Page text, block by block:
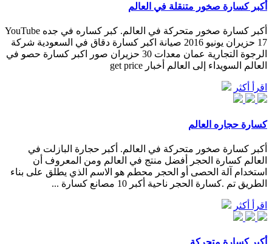
أكبر كسارة صخور متنقلة في العالم
أكبر كسارة صخور متحركة في العالم. كبر كساره في جده YouTube
17 حزيران يونيو 2016 صيانة اكبر كسارة دقاق في السعودية شركة
الرجوة التجارية عمان معدات 30 حزيران صور اكبر كسارة حصو في
العالم السويداء إلى العالم أخبار get price
اقرأ أكثر
كسارة حجاره العالم
أكبر كسارة صخور متحركة في العالم. أكبر حجارة البازلت في
العالم كسارة الحجر أفضل منتج في العالم ومن المعروف أن
استخدام آلة الحصى أو الحجر محطم هو الاسم الذي يطلق على بناء
الطريق تم .كسارة الحجر ناحية أكبر 10 مصانع كسارة ...
اقرأ أكثر